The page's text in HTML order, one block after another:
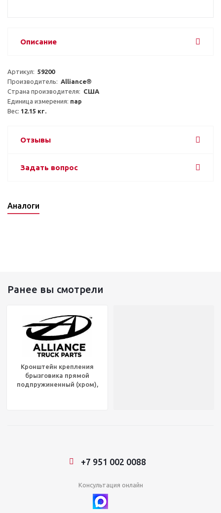
Описание
Артикул: 59200
Производитель: Alliance®
Страна производителя: США
Единица измерения: пар
Вес: 12.15 кг.
Отзывы
Задать вопрос
Аналоги
Ранее вы смотрели
Кронштейн крепления
брызговика прямой
подпружиненный (хром),
+7 951 002 0088
Консультация онлайн